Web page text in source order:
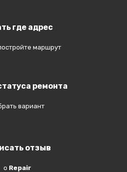
где адрес
маршрут
ремонта
вариант
отзыв
о Repair